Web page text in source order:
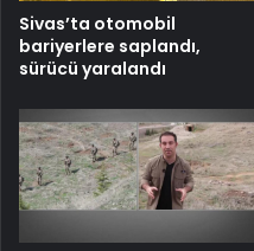
Sivas’ta otomobil
bariyerlere saplandı,
sürücü yaralandı